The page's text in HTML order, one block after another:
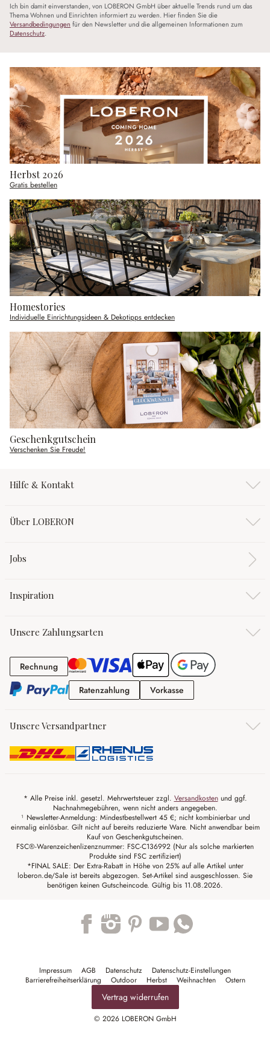
Ich bin damit einverstanden, von LOBERON GmbH über aktuelle Trends rund um das
Thema Wohnen und Einrichten informiert zu werden. Hier finden Sie die
Versandbedingungen für den Newsletter und die allgemeinen Informationen zum
Datenschutz.
Herbst 2026
Gratis bestellen
Homestories
Individuelle Einrichtungsideen & Dekotipps entdecken
Geschenkgutschein
Verschenken Sie Freude!
Hilfe & Kontakt
Über LOBERON
Jobs
Inspiration
Unsere Zahlungsarten
RechnungRechnung
RatenzahlungRatenzahlung
Vorkasse
Unsere Versandpartner
* Alle Preise inkl. gesetzl. Mehrwertsteuer zzgl. Versandkostenund ggf.
Nachnahmegebühren, wenn nicht anders angegeben.
¹ Newsletter-Anmeldung: Mindestbestellwert 45 €; nicht kombinierbar und
einmalig einlösbar. Gilt nicht auf bereits reduzierte Ware. Nicht anwendbar beim
Kauf von Geschenkgutscheinen.
FSC®-Warenzeichenlizenznummer: FSC-C136992 (Nur als solche markierten
Produkte sind FSC zertifiziert)
*FINAL SALE: Der Extra-Rabatt in Höhe von 25% auf alle Artikel unter
loberon.de/Sale ist bereits abgezogen. Set-Artikel sind ausgeschlossen. Sie
benötigen keinen Gutscheincode. Gültig bis 11.08.2026.
Impressum AGB Datenschutz
Datenschutz-Einstellungen
Barrierefreiheitserklärung
Outdoor Herbst Weihnachten Ostern
Vertrag widerrufen
© 2026 LOBERON GmbH